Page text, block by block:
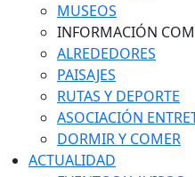
MUSEOS
INFORMACIÓN
ALREDEDORES
PAISAJES
RUTAS Y DEPORTE
ASOCIACIÓN
DORMIR Y COMER
ACTUALIDAD